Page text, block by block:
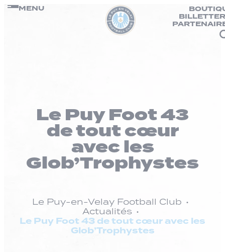
Passer
MENU
Le Puy Foot 43
de tout cœur
avec les
Glob’Trophystes
Le Puy-en-Velay Football Club
Actualités
Le Puy Foot 43 de tout cœur avec les
Glob’Trophystes
Panneau de gestion des cookies